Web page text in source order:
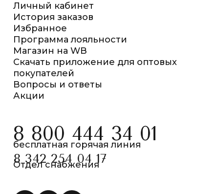
Личный кабинет
История заказов
Избранное
Программа лояльности
Магазин на WB
Скачать приложение для оптовых
покупателей
Вопросы и ответы
Акции
8 800 444 34 01
бесплатная горячая линия
8 342 254 04 17
Отдел снабжения